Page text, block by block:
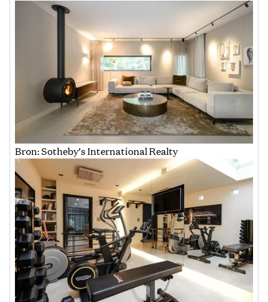
Bron: Sotheby’s International Realty